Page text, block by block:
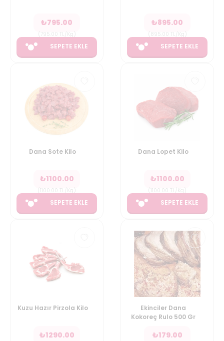
₺795.00
SEPETE EKLE
₺895.00
SEPETE EKLE
Dana Sote Kilo
₺1100.00
SEPETE EKLE
Dana Lopet Kilo
₺1100.00
SEPETE EKLE
Kuzu Hazır Pirzola Kilo
₺1290.00
Ekinciler Dana
Kokoreç Rulo 500 Gr
₺179.00